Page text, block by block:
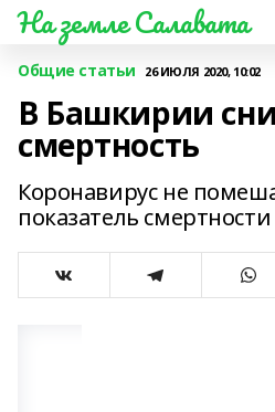
На земле Салавата
Общие статьи 26 ИЮЛЯ 2020, 10:02
В Башкирии
смертность
Коронавирус не
показатель